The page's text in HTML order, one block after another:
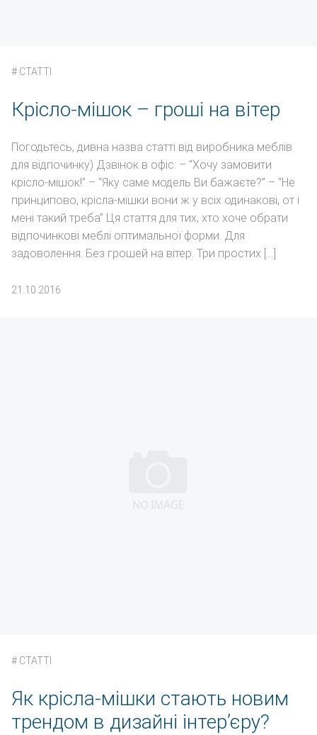
# СТАТТІ
Крісло-мішок – гроші на вітер
Погодьтесь, дивна назва статті від виробника меблів
для відпочинку) Дзвінок в офіс: – “Хочу замовити
крісло-мішок!” – “Яку саме модель Ви бажаєте?” – “Не
принципово, крісла-мішки вони ж у всіх одинакові, от і
мені такий треба” Ця стаття для тих, хто хоче обрати
відпочинкові меблі оптимальної форми. Для
задоволення. Без грошей на вітер. Три простих […]
21.10.2016
# СТАТТІ
Як крісла-мішки стають новим
трендом в дизайні інтер’єру?